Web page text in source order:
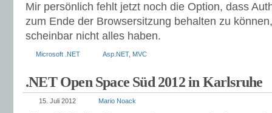
Mir persönlich fehlt jetzt noch die Option, dass
zum Ende der Browsersitzung behalten zu
scheinbar nicht alles haben.
Microsoft .NET Asp.NET, MVC
.NET Open Space Süd 2012 in Karlsruhe
15. Juli 2012 Mario Noack